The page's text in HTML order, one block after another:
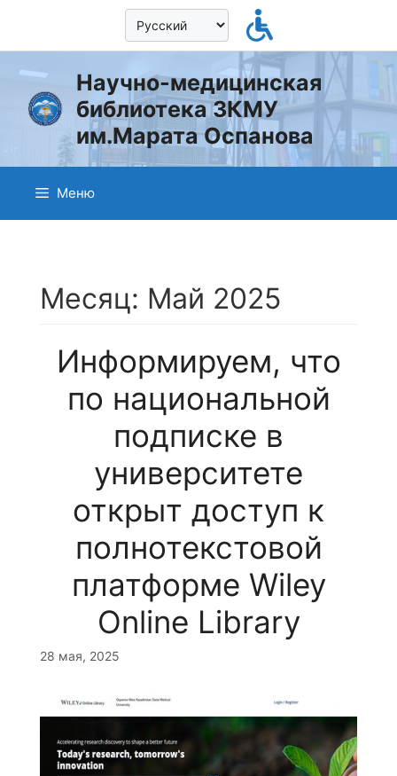
Научно-медицинская
библиотека ЗКМУ
им.Марата Оспанова
Меню
Месяц: Май 2025
Информируем, что
по национальной
подписке в
университете
открыт доступ к
полнотекстовой
платформе Wiley
Online Library
28 мая, 2025